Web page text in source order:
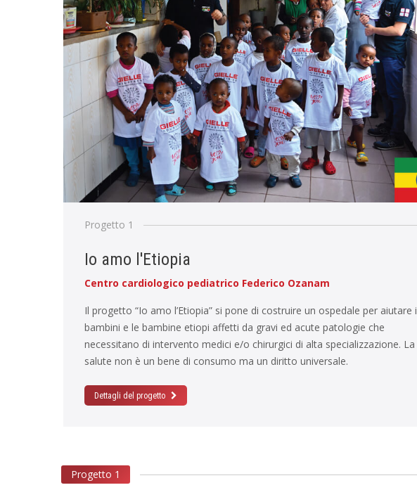
Progetto 1
Io amo l'Etiopia
Centro cardiologico pediatrico Federico Ozanam
Il progetto “Io amo l’Etiopia” si pone di costruire un ospedale per aiutare i
bambini e le bambine etiopi affetti da gravi ed acute patologie che
necessitano di intervento medici e/o chirurgici di alta specializzazione. La
salute non è un bene di consumo ma un diritto universale.
Dettagli del progetto
Progetto 1